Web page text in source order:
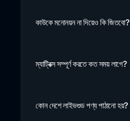
কাউকে মনোনয়ন না দিয়েও কি জিতবো?
ম্যাট্রিক্স সম্পূর্ণ করতে কত সময় লাগে?
কোন দেশে লাইভগুড পণ্য পাঠানো হয়?